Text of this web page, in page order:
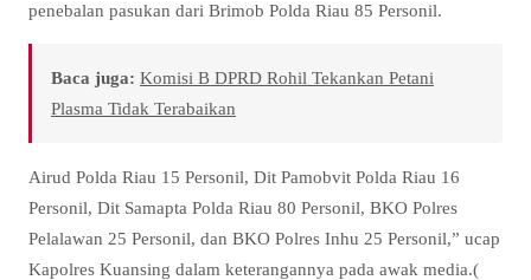
penebalan pasukan dari Brimob Polda Riau 85 Personil.
Baca juga: Komisi B DPRD Rohil Tekankan Petani
Plasma Tidak Terabaikan
Airud Polda Riau 15 Personil, Dit Pamobvit Polda Riau 16
Personil, Dit Samapta Polda Riau 80 Personil, BKO Polres
Pelalawan 25 Personil, dan BKO Polres Inhu 25 Personil,” ucap
Kapolres Kuansing dalam keterangannya pada awak media.(